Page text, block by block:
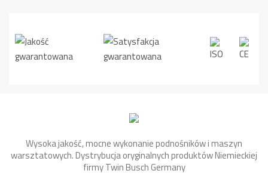
Wysoka jakość, mocne wykonanie podnośników i maszyn
warsztatowych. Dystrybucja oryginalnych produktów Niemieckiej
firmy Twin Busch Germany